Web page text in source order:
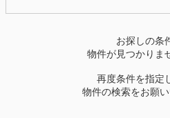
お探しの条
物件が見つかりま
再度条件を指定
物件の検索をお願い